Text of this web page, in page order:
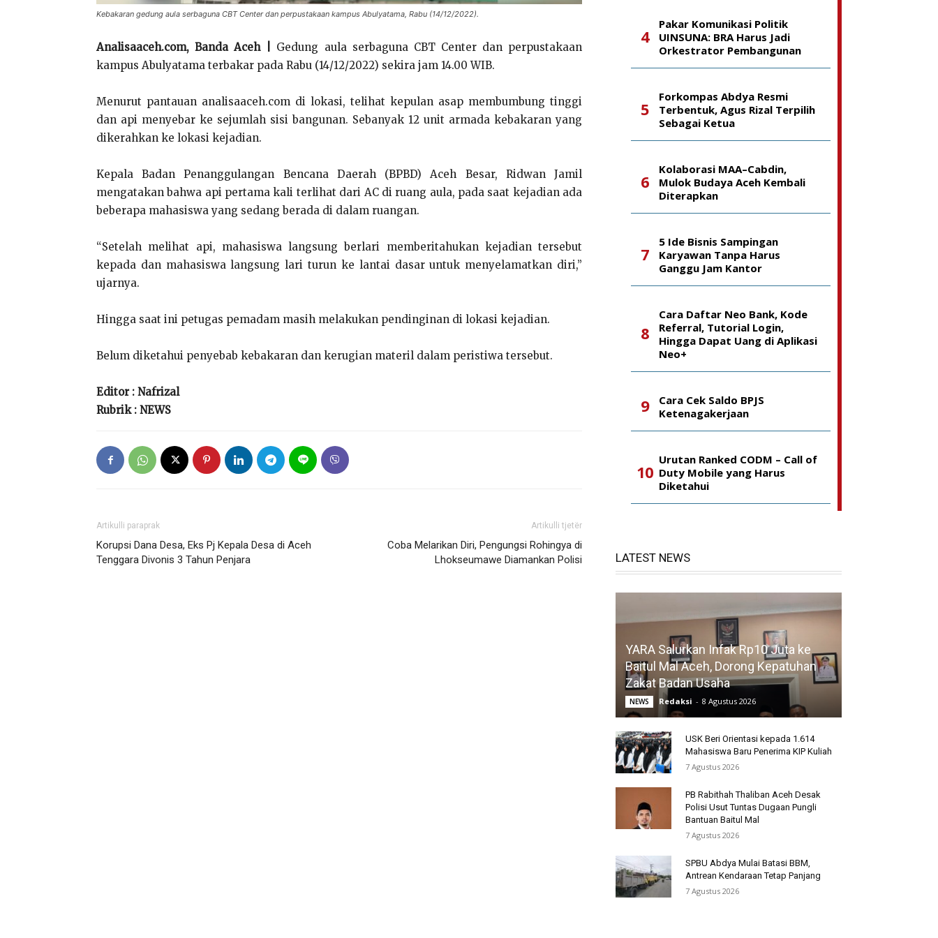
Kebakaran gedung aula serbaguna CBT Center dan perpustakaan kampus Abulyatama, Rabu (14/12/2022).
Analisaaceh.com, Banda Aceh |
Gedung aula serbaguna CBT Center dan perpustakaan
kampus Abulyatama terbakar pada Rabu (14/12/2022) sekira jam 14.00 WIB.
Menurut pantauan analisaaceh.com di lokasi, telihat kepulan asap membumbung tinggi
dan api menyebar ke sejumlah sisi bangunan. Sebanyak 12 unit armada kebakaran yang
dikerahkan ke lokasi kejadian.
Kepala Badan Penanggulangan Bencana Daerah (BPBD) Aceh Besar, Ridwan Jamil
mengatakan bahwa api pertama kali terlihat dari AC di ruang aula, pada saat kejadian ada
beberapa mahasiswa yang sedang berada di dalam ruangan.
“Setelah melihat api, mahasiswa langsung berlari memberitahukan kejadian tersebut
kepada dan mahasiswa langsung lari turun ke lantai dasar untuk menyelamatkan diri,”
ujarnya.
Hingga saat ini petugas pemadam masih melakukan pendinginan di lokasi kejadian.
Belum diketahui penyebab kebakaran dan kerugian materil dalam peristiwa tersebut.
Editor : Nafrizal
Rubrik : NEWS
Artikulli paraprak
Korupsi Dana Desa, Eks Pj Kepala Desa di Aceh
Tenggara Divonis 3 Tahun Penjara
Artikulli tjetër
Coba Melarikan Diri, Pengungsi Rohingya di
Lhokseumawe Diamankan Polisi
Pakar Komunikasi Politik
UINSUNA: BRA Harus Jadi
Orkestrator Pembangunan
Forkompas Abdya Resmi
Terbentuk, Agus Rizal Terpilih
Sebagai Ketua
Kolaborasi MAA–Cabdin,
Mulok Budaya Aceh Kembali
Diterapkan
5 Ide Bisnis Sampingan
Karyawan Tanpa Harus
Ganggu Jam Kantor
Cara Daftar Neo Bank, Kode
Referral, Tutorial Login,
Hingga Dapat Uang di Aplikasi
Neo+
Cara Cek Saldo BPJS
Ketenagakerjaan
Urutan Ranked CODM – Call of
Duty Mobile yang Harus
Diketahui
LATEST NEWS
YARA Salurkan Infak Rp10 Juta ke
Baitul Mal Aceh, Dorong Kepatuhan
Zakat Badan Usaha
NEWS Redaksi - 8 Agustus 2026
USK Beri Orientasi kepada 1.614
Mahasiswa Baru Penerima KIP Kuliah
7 Agustus 2026
PB Rabithah Thaliban Aceh Desak
Polisi Usut Tuntas Dugaan Pungli
Bantuan Baitul Mal
7 Agustus 2026
SPBU Abdya Mulai Batasi BBM,
Antrean Kendaraan Tetap Panjang
7 Agustus 2026